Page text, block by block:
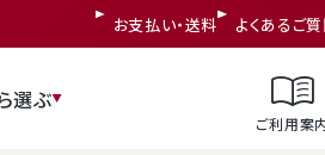
お支払い・送料 よくあるご
選ぶ menu_book
ご利用案